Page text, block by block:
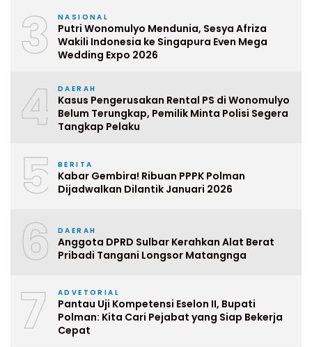
3 NASIONAL
Putri Wonomulyo Mendunia, Sesya Afriza
Wakili Indonesia ke Singapura Even Mega
Wedding Expo 2026
4 DAERAH
Kasus Pengerusakan Rental PS di Wonomulyo
Belum Terungkap, Pemilik Minta Polisi Segera
Tangkap Pelaku
5 BERITA
Kabar Gembira! Ribuan PPPK Polman
Dijadwalkan Dilantik Januari 2026
6 DAERAH
Anggota DPRD Sulbar Kerahkan Alat Berat
Pribadi Tangani Longsor Matangnga
7 ADVETORIAL
Pantau Uji Kompetensi Eselon II, Bupati
Polman: Kita Cari Pejabat yang Siap Bekerja
Cepat